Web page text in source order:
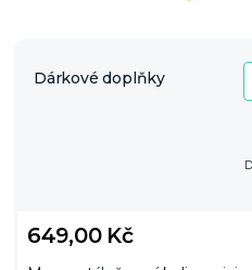
Dárkové doplňky
649,00 Kč